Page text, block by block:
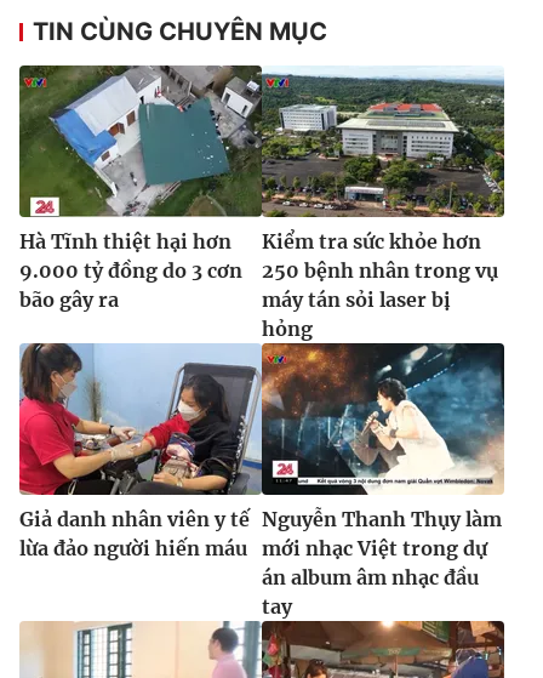
TIN CÙNG CHUYÊN MỤC
Hà Tĩnh thiệt hại hơn
9.000 tỷ đồng do 3 cơn
bão gây ra
Kiểm tra sức khỏe hơn
250 bệnh nhân trong vụ
máy tán sỏi laser bị
hỏng
Giả danh nhân viên y tế
lừa đảo người hiến máu
Nguyễn Thanh Thụy làm
mới nhạc Việt trong dự
án album âm nhạc đầu
tay